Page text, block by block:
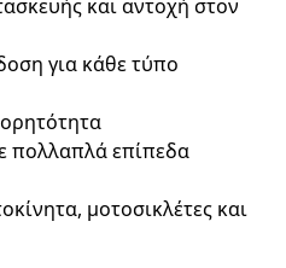
και αντοχή στον
για κάθε τύπο
πολλαπλά επίπεδα
μοτοσικλέτες και